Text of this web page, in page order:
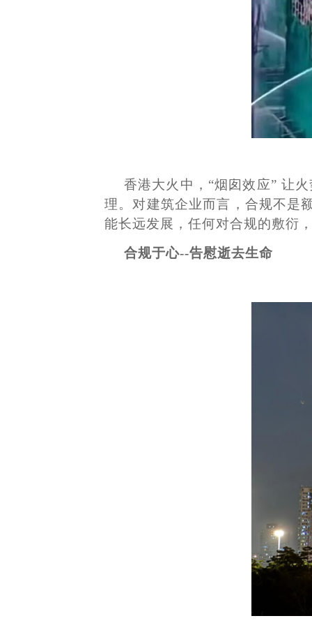
香港大火中，“烟囱效应” 让
理。对建筑企业而言，合规不
能长远发展，任何对合规的敷衍
合规于心--告慰逝去生命